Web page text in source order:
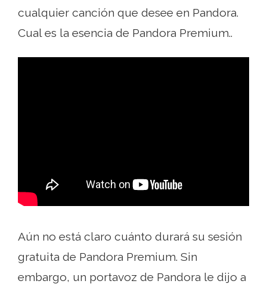
cualquier canción que desee en Pandora.
Cual es la esencia de Pandora Premium..
Aún no está claro cuánto durará su sesión
gratuita de Pandora Premium. Sin
embargo, un portavoz de Pandora le dijo a